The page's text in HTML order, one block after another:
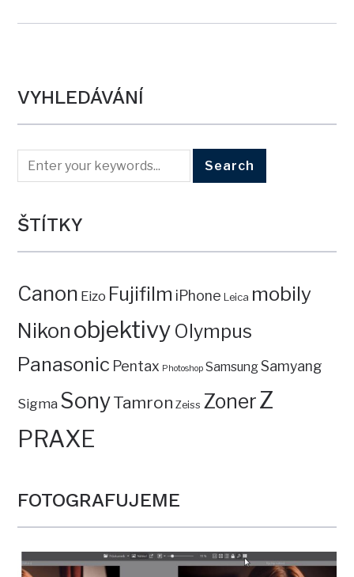
VYHLEDÁVÁNÍ
ŠTÍTKY
Canon Eizo Fujifilm iPhone Leica mobily
Nikon objektivy Olympus
Panasonic Pentax Photoshop SamsungSamyang
Sigma SonyTamron Zeiss ZonerZ
PRAXE
FOTOGRAFUJEME